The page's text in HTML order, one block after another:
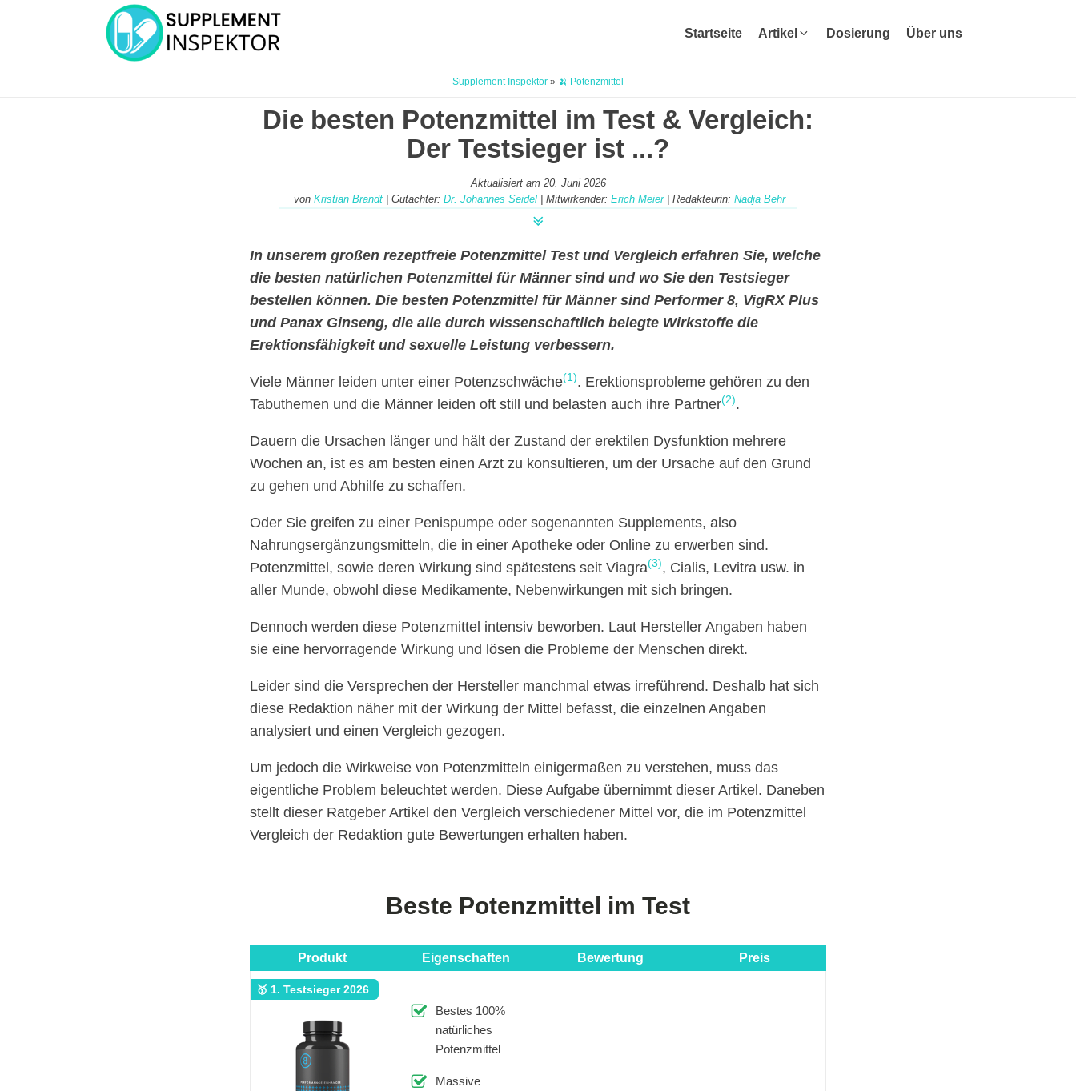
Startseite Artikel Dosierung Über uns
Supplement Inspektor » 🍌 Potenzmittel
Die besten Potenzmittel im Test & Vergleich:
Der Testsieger ist ...?
Aktualisiert am 20. Juni 2026
von Kristian Brandt | Gutachter: Dr. Johannes Seidel | Mitwirkender: Erich Meier| Redakteurin: Nadja Behr
In unserem großen rezeptfreie Potenzmittel Test und Vergleich erfahren Sie, welche
die besten natürlichen Potenzmittel für Männer sind und wo Sie den Testsieger
bestellen können. Die besten Potenzmittel für Männer sind Performer 8, VigRX Plus
und Panax Ginseng, die alle durch wissenschaftlich belegte Wirkstoffe die
Erektionsfähigkeit und sexuelle Leistung verbessern.
Viele Männer leiden unter einer Potenzschwäche(1). Erektionsprobleme gehören zu den
Tabuthemen und die Männer leiden oft still und belasten auch ihre Partner(2).
Dauern die Ursachen länger und hält der Zustand der erektilen Dysfunktion mehrere
Wochen an, ist es am besten einen Arzt zu konsultieren, um der Ursache auf den Grund
zu gehen und Abhilfe zu schaffen.
Oder Sie greifen zu einer Penispumpe oder sogenannten Supplements, also
Nahrungsergänzungsmitteln, die in einer Apotheke oder Online zu erwerben sind.
Potenzmittel, sowie deren Wirkung sind spätestens seit Viagra(3), Cialis, Levitra usw. in
aller Munde, obwohl diese Medikamente, Nebenwirkungen mit sich bringen.
Dennoch werden diese Potenzmittel intensiv beworben. Laut Hersteller Angaben haben
sie eine hervorragende Wirkung und lösen die Probleme der Menschen direkt.
Leider sind die Versprechen der Hersteller manchmal etwas irreführend. Deshalb hat sich
diese Redaktion näher mit der Wirkung der Mittel befasst, die einzelnen Angaben
analysiert und einen Vergleich gezogen.
Um jedoch die Wirkweise von Potenzmitteln einigermaßen zu verstehen, muss das
eigentliche Problem beleuchtet werden. Diese Aufgabe übernimmt dieser Artikel. Daneben
stellt dieser Ratgeber Artikel den Vergleich verschiedener Mittel vor, die im Potenzmittel
Vergleich der Redaktion gute Bewertungen erhalten haben.
Beste Potenzmittel im Test
Produkt Eigenschaften Bewertung Preis
🥇 1. Testsieger 2026
Bestes 100%
natürliches
Potenzmittel
Massive